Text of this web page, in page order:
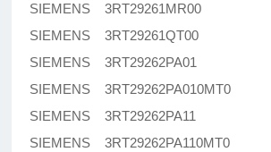
SIEMENS 3RT29261MR00
SIEMENS 3RT29261QT00
SIEMENS 3RT29262PA01
SIEMENS 3RT29262PA010MT0
SIEMENS 3RT29262PA11
SIEMENS 3RT29262PA110MT0